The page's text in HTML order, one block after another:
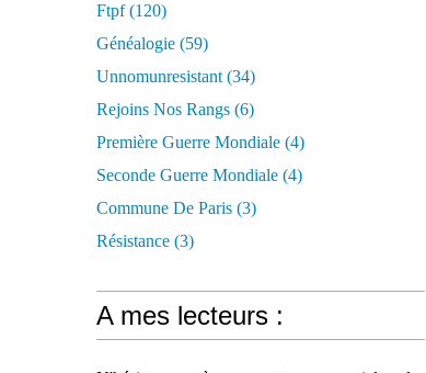
Ftpf (120)
Généalogie (59)
Unnomunresistant (34)
Rejoins Nos Rangs (6)
Première Guerre Mondiale (4)
Seconde Guerre Mondiale (4)
Commune De Paris (3)
Résistance (3)
A mes lecteurs :